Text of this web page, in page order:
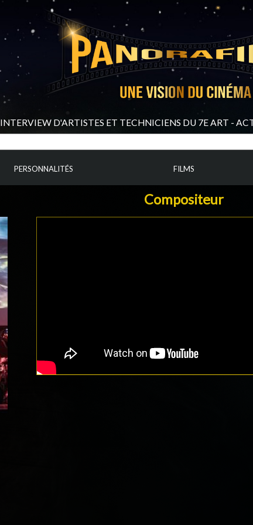
INTERVIEW D'ARTISTES ET TECHNICIENS DU 7E ART -
PERSONNALITÉS FILMS
Compositeur